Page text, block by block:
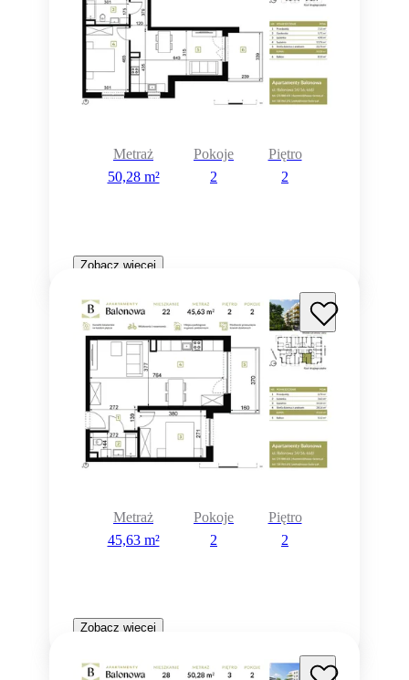
Metraż
50,28 m²
Pokoje
2
Piętro
2
Zobacz więcej
Metraż
45,63 m²
Pokoje
2
Piętro
2
Zobacz więcej